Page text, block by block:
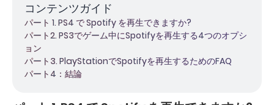
コンテンツガイド
パート 1. PS4 で Spotify を再生できますか?
パート2. PS3でゲーム中にSpotifyを再生する4つのオプシ
ョン
パート3. PlayStationでSpotifyを再生するためのFAQ
パート4：結論